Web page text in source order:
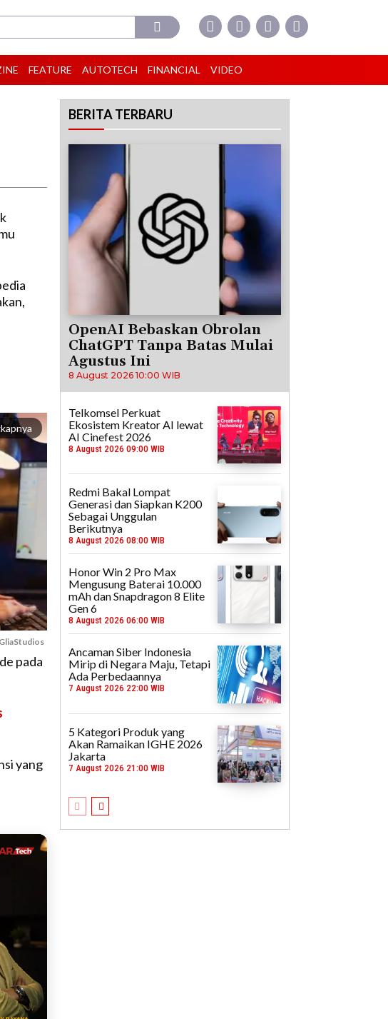
FEATURE AUTOTECH FINANCIAL VIDEO
GliaStudios
pada
yang
BERITA TERBARU
OpenAI Bebaskan Obrolan
ChatGPT Tanpa Batas Mulai
Agustus Ini
8 August 2026 10:00 WIB
Telkomsel Perkuat
Ekosistem Kreator AI lewat
AI Cinefest 2026
8 August 2026 09:00 WIB
Redmi Bakal Lompat
Generasi dan Siapkan K200
Sebagai Unggulan
Berikutnya
8 August 2026 08:00 WIB
Honor Win 2 Pro Max
Mengusung Baterai 10.000
mAh dan Snapdragon 8 Elite
Gen 6
8 August 2026 06:00 WIB
Ancaman Siber Indonesia
Mirip di Negara Maju, Tetapi
Ada Perbedaannya
7 August 2026 22:00 WIB
5 Kategori Produk yang
Akan Ramaikan IGHE 2026
Jakarta
7 August 2026 21:00 WIB